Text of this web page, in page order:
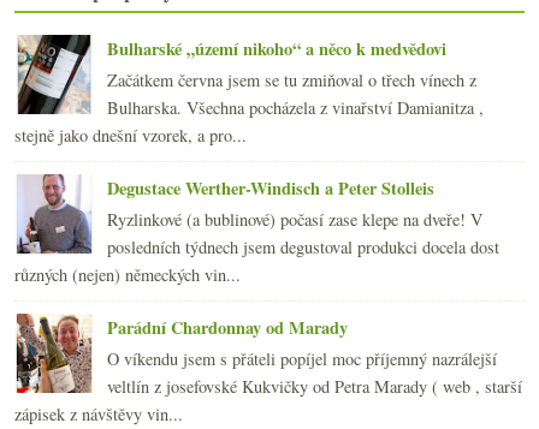
Kutnohorský pinot, Sancerre a Rioja
►února(20)
►ledna (21)
2014 (254)
2013
2012(254)
►2011(252)
►2010(249)
► 2009 (249)
2008
►2007(108)
Bulharské „území nikoho“ a něco k medvědovi
Začátkem června jsem se tu zmiňoval o třech vínech z
Bulharska. Všechna pocházela z vinařství Damianitza ,
stejně jako dnešní vzorek, a pro...
Degustace Werther-Windisch a Peter Stolleis
Ryzlinkové (a bublinové) počasí zase klepe na dveře! V
posledních týdnech jsem degustoval produkci docela dost
různých (nejen) německých vin...
Parádní Chardonnay od Marady
O víkendu jsem s přáteli popíjel moc příjemný nazrálejší
veltlín z josefovské Kukvičky od Petra Marady ( web , starší
zápisek z návštěvy vin...